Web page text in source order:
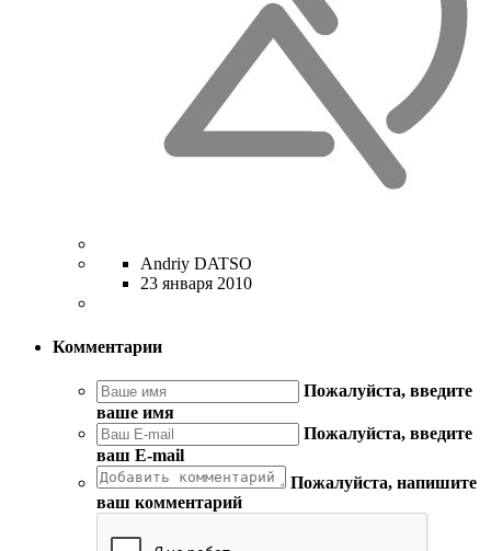
Andriy DATSO
23 января 2010
Комментарии
Пожалуйста, введите
ваше имя
Пожалуйста, введите
ваш E-mail
Пожалуйста, напишите
ваш комментарий